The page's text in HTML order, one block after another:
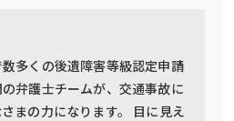
多くの後遺障害等級認定申請
弁護士チームが、交通事故に
まの力になります。 目に見え